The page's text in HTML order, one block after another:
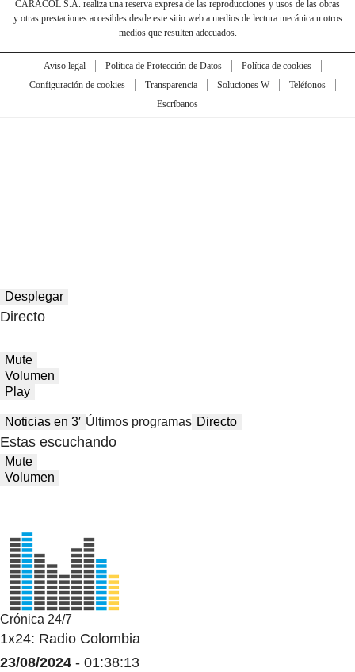
CARACOL S.A. realiza una reserva expresa de las reproducciones y usos de las obras
y otras prestaciones accesibles desde este sitio web a medios de lectura mecánica u otros
medios que resulten adecuados.
Aviso legal Política de Protección de Datos
Política de cookies
Configuración de cookies
Transparencia Soluciones W
Teléfonos
Escríbanos
Desplegar
Directo
Mute
Volumen
Play
Noticias en 3′ Últimos programas Directo
Estas escuchando
Mute
Volumen
Crónica 24/7
1x24: Radio Colombia
23/08/2024 - 01:38:13